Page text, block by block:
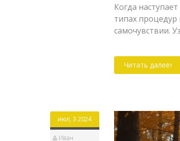
Когда
типах
самочувствии.
Читать далее
июл, 3 2024
Иван